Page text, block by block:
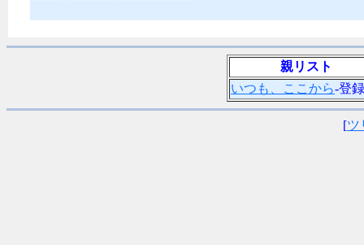
親リスト
いつも、ここから-登
[ツ